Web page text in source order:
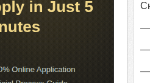
—
—
—